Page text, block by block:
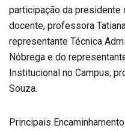
participação da presidente
docente, professora
representante Técnica
Nóbrega e do
Institucional no Campus,
Souza.
Principais